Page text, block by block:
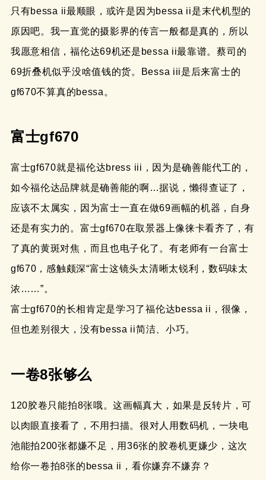
只有bessa ii最顺眼，或许是因为bessa ii是末代机型的
原因吧。我一直觉的摄影界的传言一般都是真的，所以
我愿意相信，福伦达69机还是bessa ii最靠谱。蔡司的
69折叠机似乎没啥值钱的货。Bessa iii是后来富士的
gf670不算真的bessa。
富士gf670
富士gf670就是福伦达bress iii，因为是确善能代工的，
如今福伦达品牌就是确善能的啊…据说，懒得查证了，
应该不太属实，因为富士一直在做69画幅的机器，自身
还是有实力的。富士gf670在取景器上像徕卡看齐了，有
了真的黄斑对焦，而且也电子化了。有老师有一台富士
gf670，感触颇深“富士这镜头太清晰太锐利，数码味太
浓……”。
富士gf670的长相肯定是学习了福伦达bessa ii，很像，
但也差别很大，没有bessa ii简洁、小巧。
一卷8张够么
120胶卷只能拍8张哦。这画幅真大，如果是反转片，可
以肉眼直接看了，不用扫描。很对人用数码机，一块电
池能拍200张都嫌不足，用36张的胶卷机更嫌少，这次
给你一卷拍8张的bessa ii，看你嫌弃不嫌弃？